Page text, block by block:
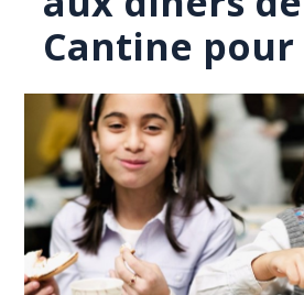
Cantine